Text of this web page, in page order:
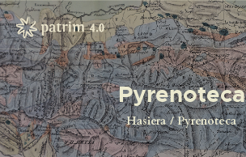
Pyrenoteca
Hasiera Pyrenoteca
HASIERA
PYRENOTECA 4.0